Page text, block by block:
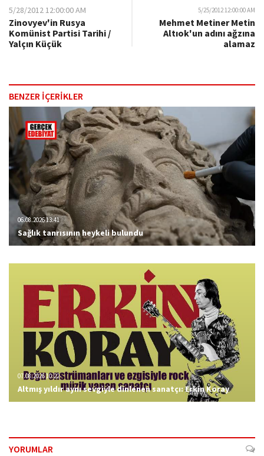
5/28/2012 12:00:00 AM
Zinovyev'in Rusya
Komünist Partisi Tarihi /
Yalçın Küçük
5/25/2012 12:00:00 AM
Mehmet Metiner Metin
Altıok'un adını ağzına
alamaz
BENZER İÇERİKLER
06.08.2026 13:41
Sağlık tanrısının heykeli bulundu
07.08.2026 10:22
Altmış yıldır aynı sevgiyle dinlenen sanatçı: Erkin Koray
YORUMLAR